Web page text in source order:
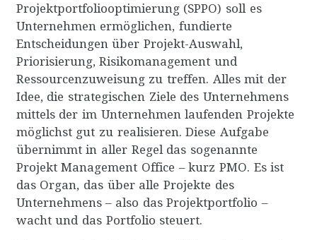
Projektportfoliooptimierung (SPPO) soll es
Unternehmen ermöglichen, fundierte
Entscheidungen über Projekt-Auswahl,
Priorisierung, Risikomanagement und
Ressourcenzuweisung zu treffen. Alles mit der
Idee, die strategischen Ziele des Unternehmens
mittels der im Unternehmen laufenden Projekte
möglichst gut zu realisieren. Diese Aufgabe
übernimmt in aller Regel das sogenannte
Projekt Management Office – kurz PMO. Es ist
das Organ, das über alle Projekte des
Unternehmens – also das Projektportfolio –
wacht und das Portfolio steuert.